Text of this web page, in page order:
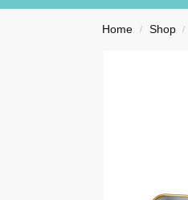
Home / Shop /